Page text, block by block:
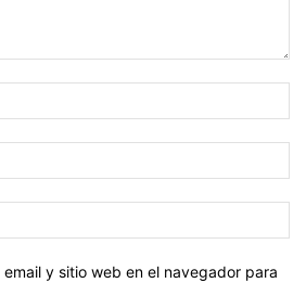
y sitio web en el navegador para